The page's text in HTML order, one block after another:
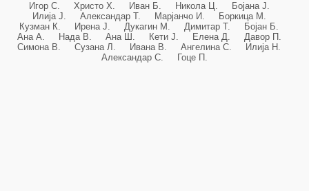
Игор С. Христо Х. Иван Б. Никола Ц. Бојана Ј.
Илија Ј. Александар Т. Марјанчо И. Боркица М.
Кузман К. Ирена Ј. Дукагин М. Димитар Т. Бојан Б.
Ана А. Нада В. Ана Ш. Кети Ј. Елена Д. Давор П.
Симона В. Сузана Л. Ивана В. Ангелина С. Илија Н.
Александар С. Гоце П.